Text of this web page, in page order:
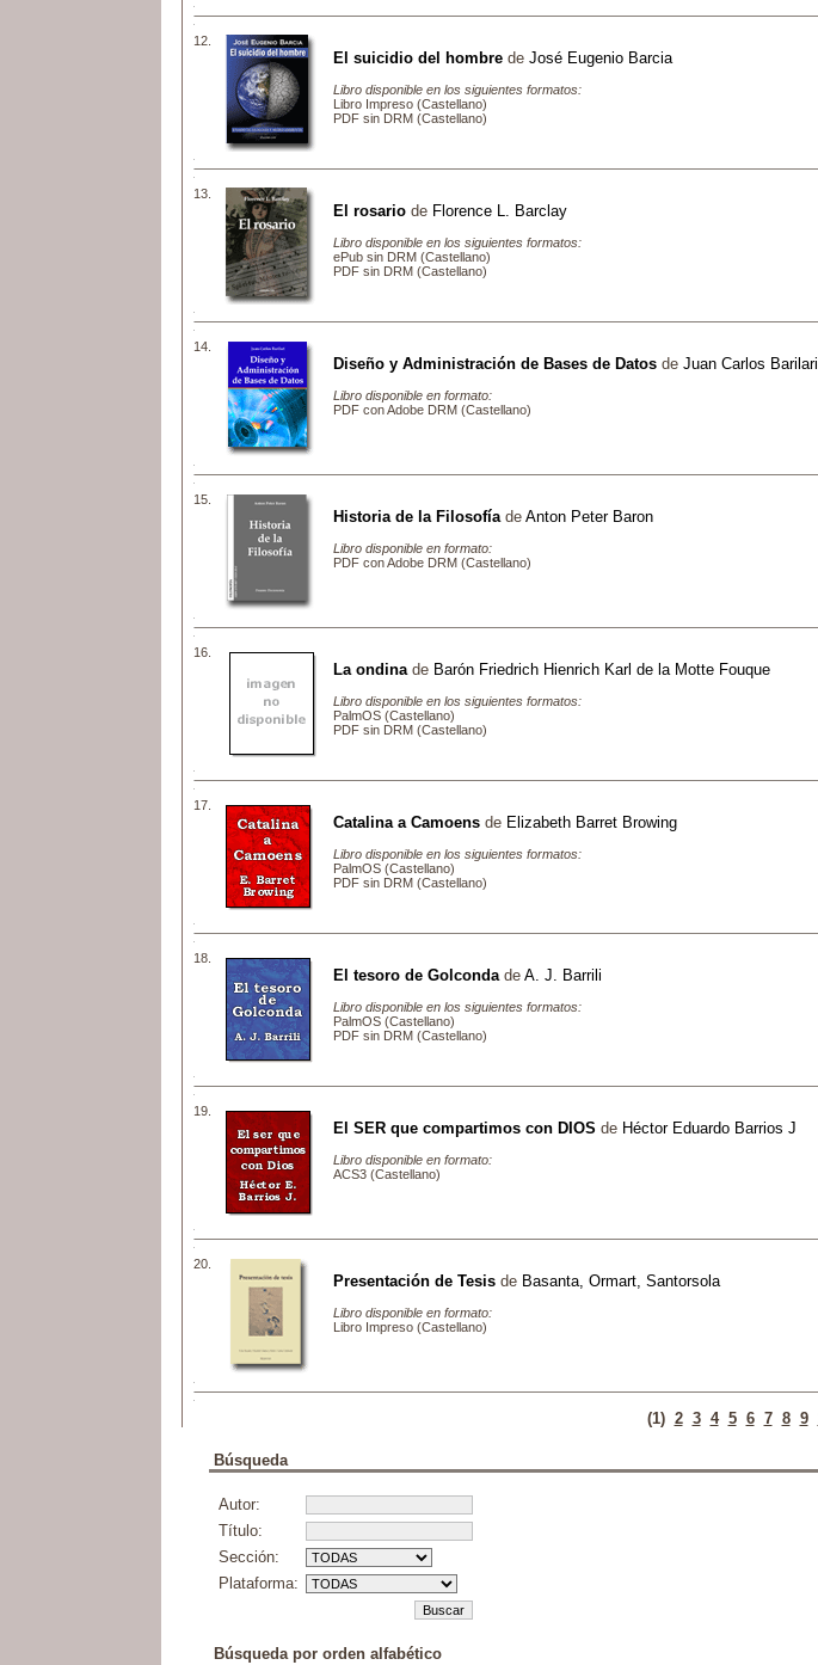
12.
El suicidio del hombre de José Eugenio Barcia
Libro disponible en los siguientes formatos:
Libro Impreso (Castellano)
PDF sin DRM (Castellano)
13.
El rosario de Florence L. Barclay
Libro disponible en los siguientes formatos:
ePub sin DRM (Castellano)
PDF sin DRM (Castellano)
14.
Diseño y Administración de Bases de Datos de Juan Carlos Barilari
Libro disponible en formato:
PDF con Adobe DRM (Castellano)
15.
Historia de la Filosofía de Anton Peter Baron
Libro disponible en formato:
PDF con Adobe DRM (Castellano)
16.
La ondina de Barón Friedrich Hienrich Karl de la Motte Fouque
Libro disponible en los siguientes formatos:
PalmOS (Castellano)
PDF sin DRM (Castellano)
17.
Catalina a Camoens de Elizabeth Barret Browing
Libro disponible en los siguientes formatos:
PalmOS (Castellano)
PDF sin DRM (Castellano)
18.
El tesoro de Golconda de A. J. Barrili
Libro disponible en los siguientes formatos:
PalmOS (Castellano)
PDF sin DRM (Castellano)
19.
El SER que compartimos con DIOS de Héctor Eduardo Barrios J
Libro disponible en formato:
ACS3 (Castellano)
20.
Presentación de Tesis de Basanta, Ormart, Santorsola
Libro disponible en formato:
Libro Impreso (Castellano)
(1) 2 3 4 5 6 7 8 9
Búsqueda
Autor:
Título:
Sección:
Plataforma:
Búsqueda por orden alfabético